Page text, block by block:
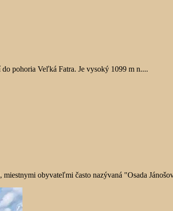
pohoria Veľká Fatra. Je vysoký 1099 m n....
obyvateľmi často nazývaná "Osada